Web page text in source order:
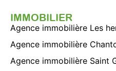
IMMOBILIER
Agence immobilière Les
Agence immobilière
Agence immobilière Saint